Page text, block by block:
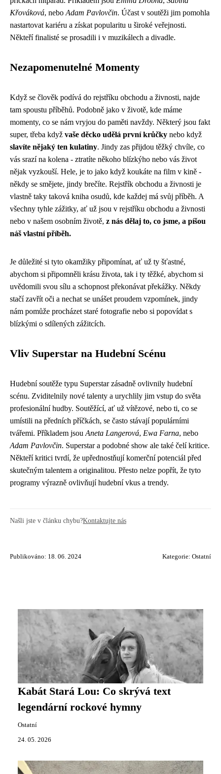
Křováková, nebo Adam Pavlovčin. Účast v soutěži jim pomohla
nastartovat kariéru a získat popularitu u široké veřejnosti.
Někteří finalisté se prosadili i v muzikálech a divadle.
Nezapomenutelné Momenty
Když se člověk podívá do rejstříku obchodu a živnosti, najde
tam spoustu příběhů. Podobně jako v životě, kde máme
momenty, co se nám vryjou do paměti navždy. Některý jsou fakt
super, třeba když vaše děcko udělá první krůčky nebo když
slavíte nějaký ten kulatiny. Jindy zas přijdou těžký chvíle, co
vás srazí na kolena - ztratíte někoho blízkýho nebo vás život
nějak vyzkouší. Hele, je to jako když koukáte na film v kině -
někdy se smějete, jindy brečíte. Rejstřík obchodu a živnosti je
vlastně taky taková kniha osudů, kde každej má svůj příběh. A
všechny tyhle zážitky, ať už jsou v rejstříku obchodu a živnosti
nebo v našem osobním životě, z nás dělaj to, co jsme, a píšou
náš vlastní příběh.
Je důležité si tyto okamžiky připomínat, ať už ty šťastné,
abychom si připomněli krásu života, tak i ty těžké, abychom si
uvědomili svou sílu a schopnost překonávat překážky. Někdy
stačí zavřít oči a nechat se unášet proudem vzpomínek, jindy
nám pomůže procházet staré fotografie nebo si popovídat s
blízkými o sdílených zážitcích.
Vliv Superstar na Hudební Scénu
Hudební soutěže typu Superstar zásadně ovlivnily hudební
scénu. Zviditelnily nové talenty a urychlily jim vstup do světa
profesionální hudby. Soutěžící, ať už vítězové, nebo ti, co se
umístili na předních příčkách, se často stávají populárními
tvářemi. Příkladem jsou Aneta Langerová, Ewa Farna, nebo
Adam Pavlovčin. Superstar a podobné show ale také čelí kritice.
Někteří kritici tvrdí, že upřednostňují komerční potenciál před
skutečným talentem a originalitou. Přesto nelze popřít, že tyto
programy výrazně ovlivňují hudební vkus a trendy.
Našli jste v článku chybu?Kontaktujte nás
Publikováno: 18. 06. 2024 Kategorie: Ostatní
Kabát Stará Lou: Co skrývá text
legendární rockové hymny
Ostatní
24. 05. 2026